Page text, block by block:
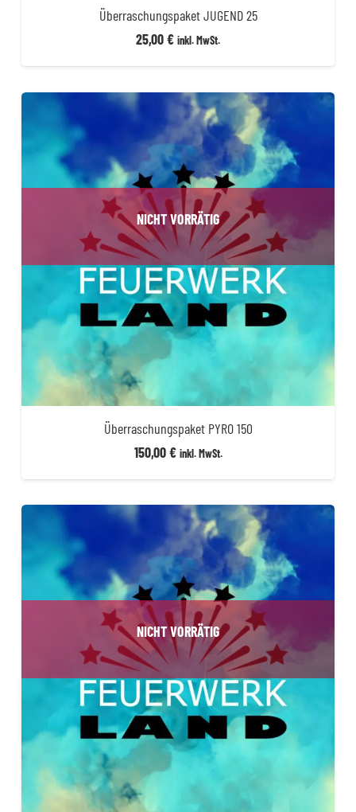
Überraschungspaket JUGEND 25
25,00€ inkl. MwSt.
NICHT VORRÄTIG
Überraschungspaket PYRO 150
150,00€ inkl. MwSt.
NICHT VORRÄTIG